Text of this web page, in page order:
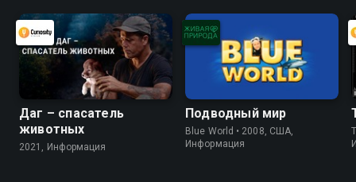
Даг – спасатель
животных
2021, Информация
Подводный мир
Blue World • 2008, США,
Информация